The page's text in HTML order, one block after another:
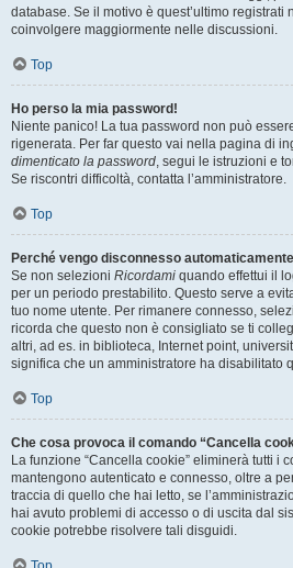
database. Se il motivo è quest’ultimo registrati
coinvolgere maggiormente nelle discussioni.
Top
Ho perso la mia password!
Niente panico! La tua password non può
rigenerata. Per far questo vai nella pagina di
dimenticato la password, segui le istruzioni e
Se riscontri difficoltà, contatta l’amministratore.
Top
Perché vengo disconnesso
Se non selezioni Ricordami quando effettui il
per un periodo prestabilito. Questo serve a
tuo nome utente. Per rimanere connesso,
ricorda che questo non è consigliato se ti
altri, ad es. in biblioteca, Internet point,
significa che un amministratore ha disabilitato
Top
Che cosa provoca il comando “Cancella
La funzione “Cancella cookie” eliminerà tutti i
mantengono autenticato e connesso, oltre a
traccia di quello che hai letto, se
hai avuto problemi di accesso o di uscita dal
cookie potrebbe risolvere tali disguidi.